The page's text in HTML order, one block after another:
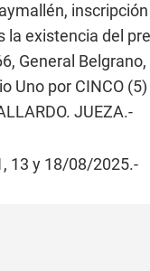
la existencia del
General
Uno por CINCO
JUEZA.-
13 y 18/08/2025.-